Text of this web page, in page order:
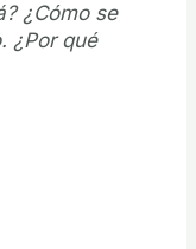
¿Cómo se
¿Por qué